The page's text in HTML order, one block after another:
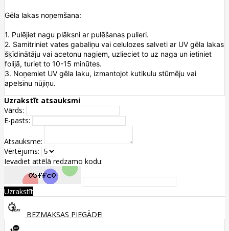
Gēla lakas noņemšana:
1. Pulējiet nagu plāksni ar pulēšanas pulieri.
2. Samitriniet vates gabaliņu vai celulozes salveti ar UV gēla lakas
šķīdinātāju vai acetonu nagiem, uzlieciet to uz naga un ietiniet
folijā, turiet to 10-15 minūtes.
3. Noņemiet UV gēla laku, izmantojot kutikulu stūmēju vai
apelsīnu nūjiņu.
Uzrakstīt atsauksmi
Vārds:
E-pasts:
Atsauksme:
Vērtējums:
Ievadiet attēlā redzamo kodu:
Uzrakstīt
BEZMAKSAS PIEGĀDE!